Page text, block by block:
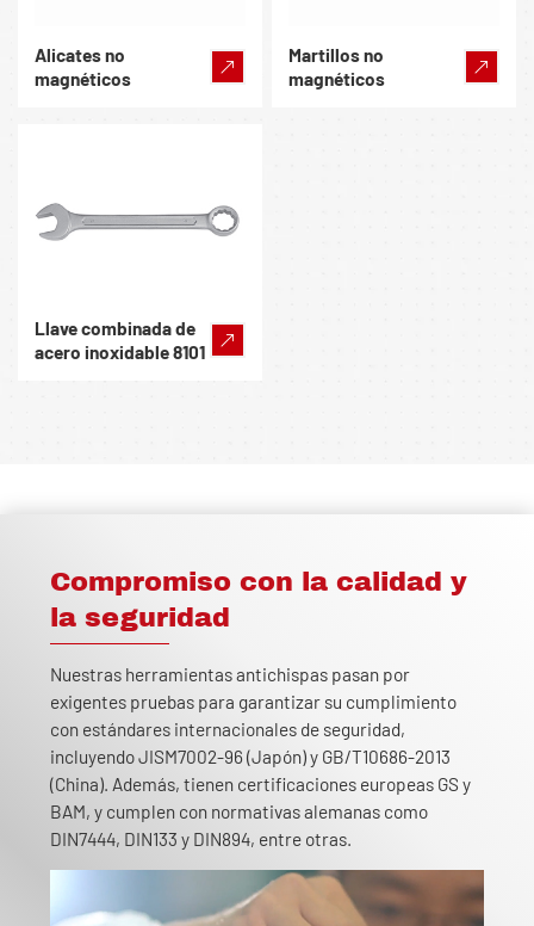
Alicates no
magnéticos
Martillos no
magnéticos
Llave combinada de
acero inoxidable 8101
Compromiso con la calidad y
la seguridad
Nuestras herramientas antichispas pasan por
exigentes pruebas para garantizar su cumplimiento
con estándares internacionales de seguridad,
incluyendo JISM7002-96 (Japón) y GB/T10686-2013
(China). Además, tienen certificaciones europeas GS y
BAM, y cumplen con normativas alemanas como
DIN7444, DIN133 y DIN894, entre otras.